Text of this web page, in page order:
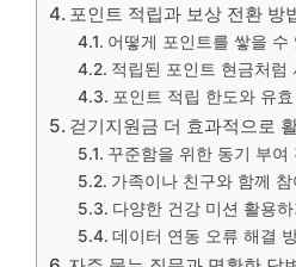
포인트 적립과 보상 전환 방
어떻게 포인트를 쌓을 수
적립된 포인트 현금처럼
포인트 적립 한도와 유
걷기지원금 더 효과적으로
꾸준함을 위한 동기 부여
가족이나 친구와 함께 참
다양한 건강 미션 활용하
데이터 연동 오류 해결